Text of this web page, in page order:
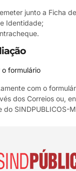
junto a Ficha
Identidade;
formulário
com o
dos Correios ou,
do SINDPUBLICOS-